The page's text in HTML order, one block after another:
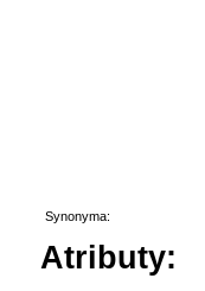
Synonyma:
Atributy: